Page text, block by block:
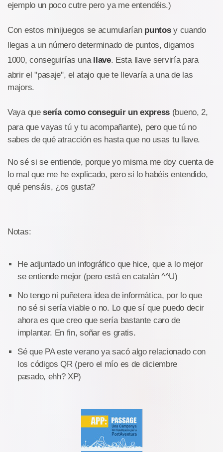
ejemplo un poco cutre pero ya me entendéis.)
Con estos minijuegos se acumularían puntosy cuando
llegas a un número determinado de puntos, digamos
1000, conseguirías una llave. Esta llave serviría para
abrir el "pasaje", el atajo que te llevaría a una de las
majors.
Vaya quesería como conseguir un express (bueno, 2,
para que vayas tú y tu acompañante), pero que tú no
sabes de qué atracción es hasta que no usas tu llave.
No sé si se entiende, porque yo misma me doy cuenta de
lo mal que me he explicado, pero si lo habéis entendido,
qué pensáis, ¿os gusta?
Notas:
He adjuntado un infográfico que hice, que a lo mejor
se entiende mejor (pero está en catalán ^^U)
No tengo ni puñetera idea de informática, por lo que
no sé si sería viable o no. Lo que sí que puedo decir
ahora es que creo que sería bastante caro de
implantar. En fin, soñar es gratis.
Sé que PA este verano ya sacó algo relacionado con
los códigos QR (pero el mío es de diciembre
pasado, ehh? XP)